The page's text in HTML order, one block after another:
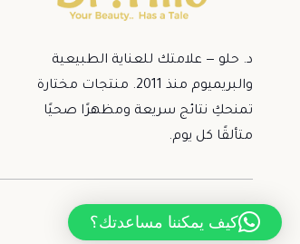
د. حلو — علامتك للعناية الطبيعية
والبريميوم منذ 2011. منتجات مختارة
تمنحكِ نتائج سريعة ومظهرًا صحيًا
متألقًا كل يوم.
كيف يمكننا مساعدتك؟